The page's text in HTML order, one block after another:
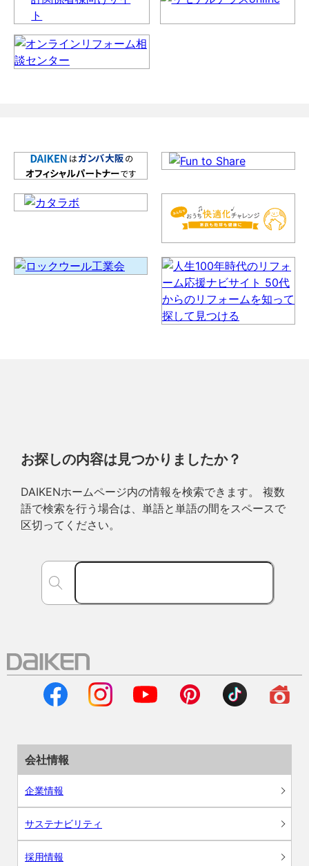
お探しの内容は見つかりましたか？
DAIKENホームページ内の情報を検索できます。 複数
語で検索を行う場合は、単語と単語の間をスペースで
区切ってください。
会社情報
企業情報
サステナビリティ
採用情報